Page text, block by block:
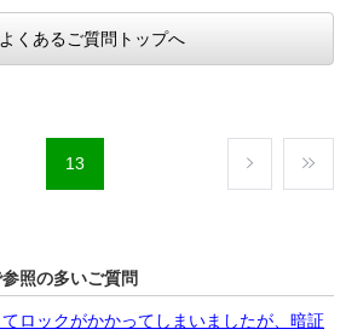
よくあるご質問トップへ
13
照の多いご質問
ロックがかかってしまいましたが、暗証